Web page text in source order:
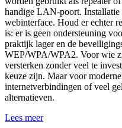
handige LAN-poort. Installatie
webinterface. Houd er echter
is: er is geen ondersteuning
praktijk lager en de
WEP/WPA/WPA2. Voor wie
versterken zonder veel te
keuze zijn. Maar voor
internetverbindingen of veel
alternatieven.
Lees meer